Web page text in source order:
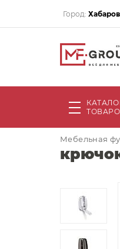
Город:
Мебельная